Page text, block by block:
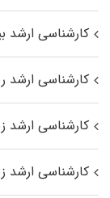
کارشناسی ارشد
کارشناسی ارشد
کارشناسی
کارشناسی